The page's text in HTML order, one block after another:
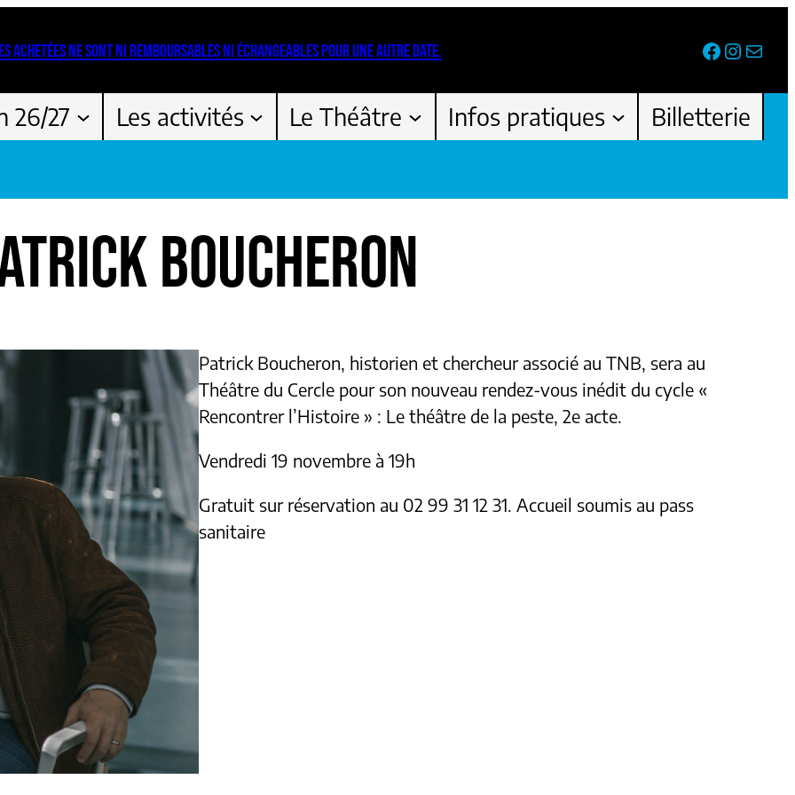
ACHETÉES NE SONT NI REMBOURSABLES NI ÉCHANGEABLES POUR UNE AUTRE DATE. Facebook
26/27 Les activités Le Théâtre Infos pratiques Billetterie
BOUCHERON
Patrick Boucheron, historien et chercheur associé au TNB, sera au
Théâtre du Cercle pour son nouveau rendez-vous inédit du cycle «
Rencontrer l’Histoire » : Le théâtre de la peste, 2e acte.
Vendredi 19 novembre à 19h
Gratuit sur réservation au 02 99 31 12 31. Accueil soumis au pass
sanitaire